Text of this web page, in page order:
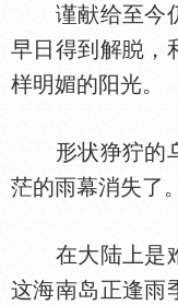
谨献给至今
早日得到解
样明媚的阳光。
形状狰狞的乌
茫的雨幕消失了
在大陆上是难
这海南岛正逢雨